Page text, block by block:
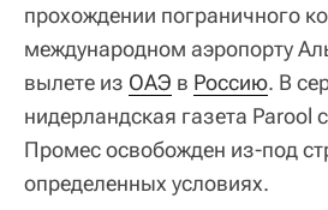
прохождении пограничного
международном аэропорту
вылете из ОАЭ в Россию. В
нидерландская газета Parool
Промес освобожден из-под
определенных условиях.